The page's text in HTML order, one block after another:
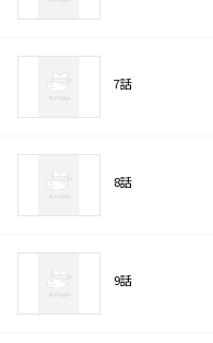
7話
8話
9話